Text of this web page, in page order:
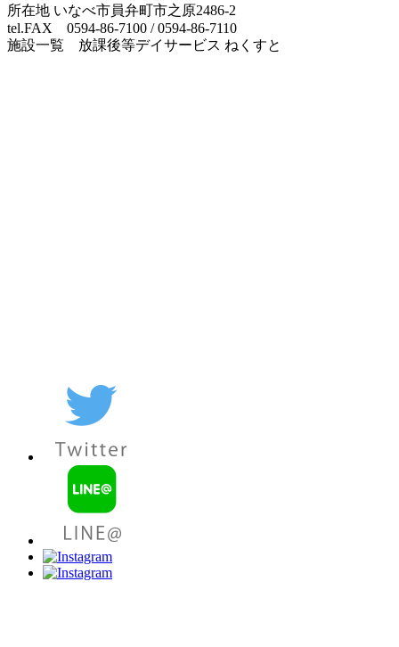
所在地 いなべ市員弁町市之原2486-2
tel.FAX 0594-86-7100 / 0594-86-7110
施設一覧 放課後等デイサービス ねくすと